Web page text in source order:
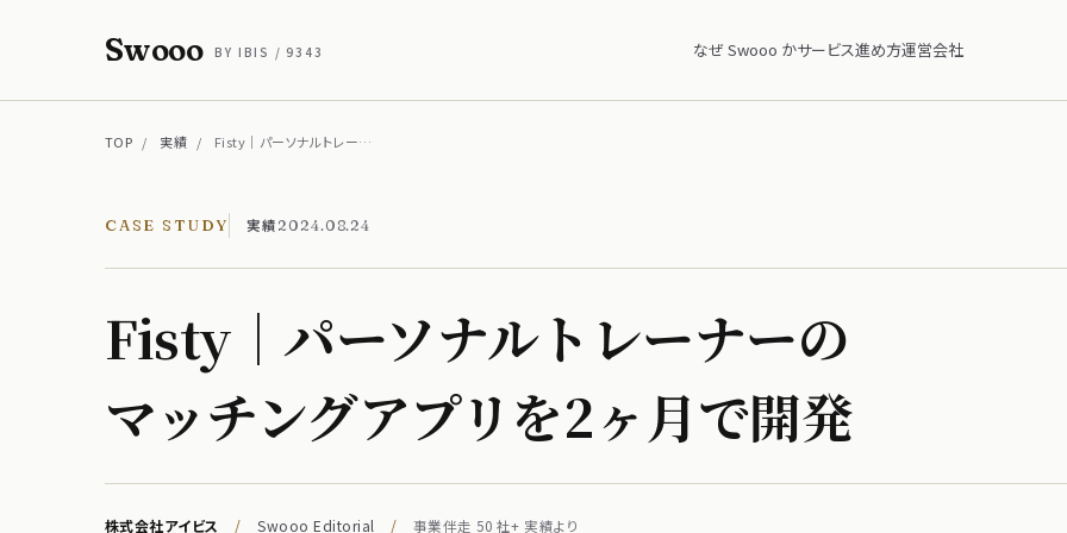
Swooo BY IBIS / 9343 なぜ Swooo かサービス進め方運営会社
TOP / 実績 / Fisty｜パーソナルトレー…
CASE STUDY 実績 2024.08.24
Fisty｜パーソナルトレーナーの​
マッチングアプリを​2ヶ月で​開発
株式会社アイビス / Swooo Editorial / 事業伴走 50 社+ 実績より